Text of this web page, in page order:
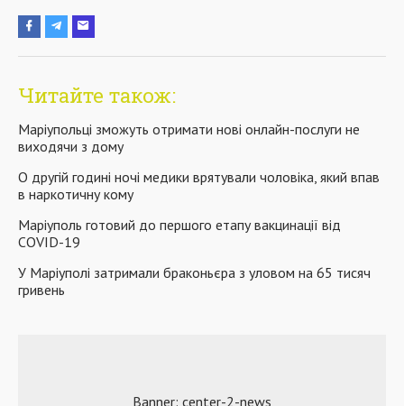
Читайте також:
Маріупольці зможуть отримати нові онлайн-послуги не
виходячи з дому
О другій годині ночі медики врятували чоловіка, який впав
в наркотичну кому
Маріуполь готовий до першого етапу вакцинації від
COVID-19
У Маріуполі затримали браконьєра з уловом на 65 тисяч
гривень